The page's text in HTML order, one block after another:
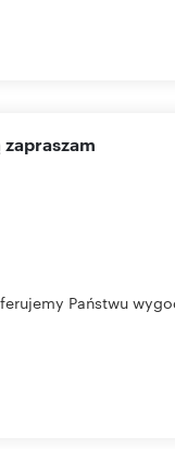
Państwu